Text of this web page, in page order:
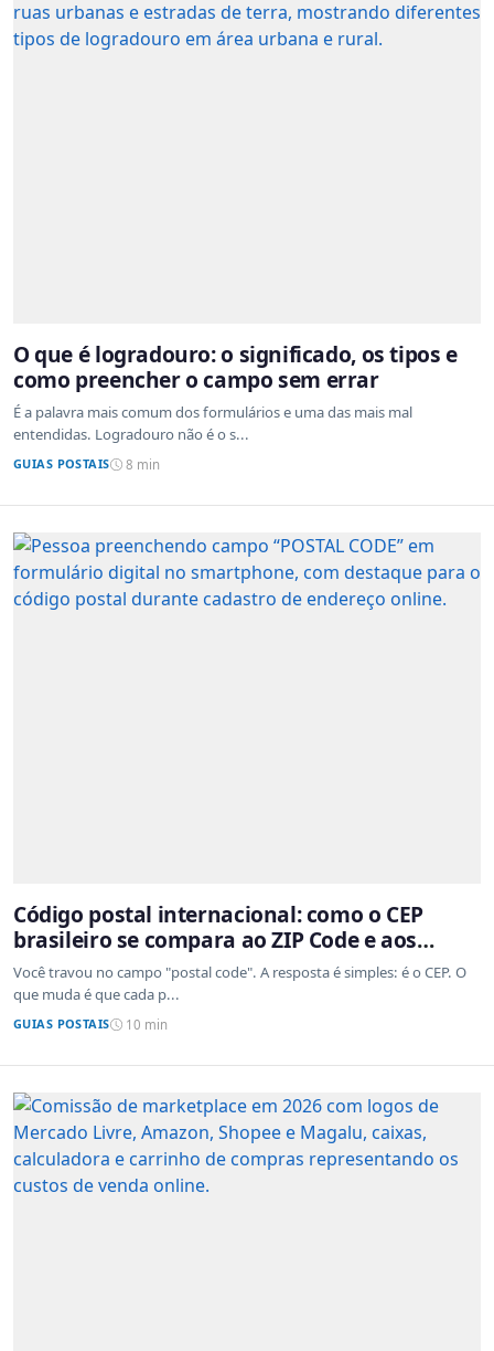
O que é logradouro: o significado, os tipos e
como preencher o campo sem errar
É a palavra mais comum dos formulários e uma das mais mal
entendidas. Logradouro não é o s...
GUIAS POSTAIS 8 min
Código postal internacional: como o CEP
brasileiro se compara ao ZIP Code e aos
sistemas de outros países
Você travou no campo "postal code". A resposta é simples: é o CEP. O
que muda é que cada p...
GUIAS POSTAIS 10 min